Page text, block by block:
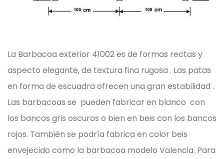
La Barbacoa exterior 41002 es de formas rectas y
aspecto elegante, de textura fina rugosa . Las patas
en forma de escuadra ofrecen una gran estabilidad .
Las barbacoas se pueden fabricar en blanco con
los bancos gris oscuros o bien en beis con los bancos
rojos. También se podría fabrica en color beis
envejecido como la barbacoa modelo Valencia. Para